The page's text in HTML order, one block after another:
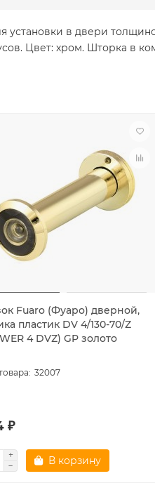
установки в двери
Цвет: хром. Шторка в
Fuaro (Фуаро) дверной,
пластик DV 4/130-70/Z
4 DVZ) GP золото
32007
₽
В корзину